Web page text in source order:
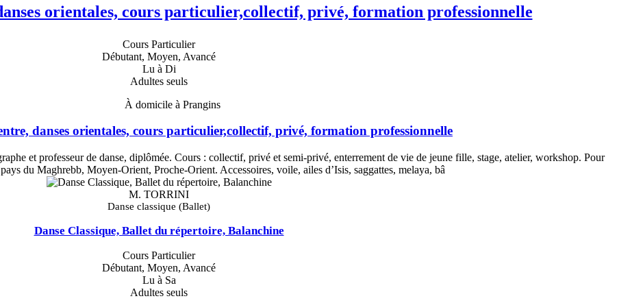
orientales, cours particulier,collectif, privé, formation professionnelle
Cours Particulier
Débutant, Moyen, Avancé
Lu à Di
Adultes seuls
À domicile à Prangins
danses orientales, cours particulier,collectif, privé, formation professionnelle
et professeur de danse, diplômée. Cours : collectif, privé et semi-privé, enterrement de vie de jeune fille, stage, atelier, workshop. Pour
du Maghrebb, Moyen-Orient, Proche-Orient. Accessoires, voile, ailes d’Isis, saggattes, melaya, bâ
M. TORRINI
Danse classique (Ballet)
Danse Classique, Ballet du répertoire, Balanchine
Cours Particulier
Débutant, Moyen, Avancé
Lu à Sa
Adultes seuls